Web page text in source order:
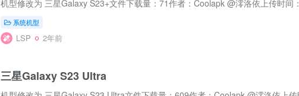
系统机型
LSP 2年前
三星Galaxy S23 Ultra